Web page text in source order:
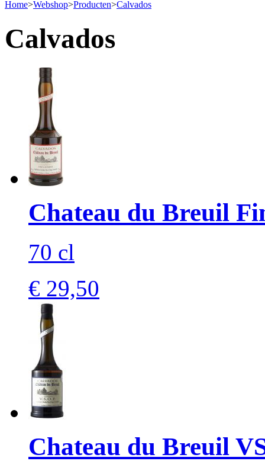
Home>Webshop>Producten>Calvados
Calvados
Chateau du Breuil
70 cl
€ 29,50
Chateau du Breuil